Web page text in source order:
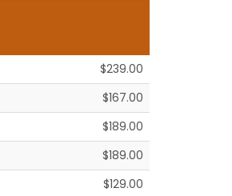
$239.00
$167.00
$189.00
$189.00
$129.00